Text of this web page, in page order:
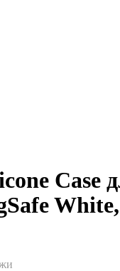
Case